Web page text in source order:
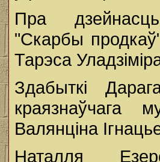
Пра дзейнасць
"Скарбы
Тарэса
Здабыткі
краязнаўчага
Валянціна
Наталля